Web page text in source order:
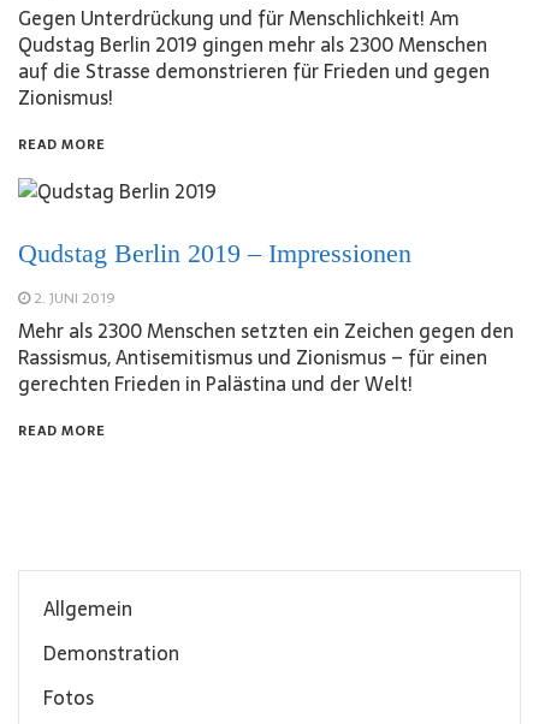
Gegen Unterdrückung und für Menschlichkeit! Am
Qudstag Berlin 2019 gingen mehr als 2300 Menschen
auf die Strasse demonstrieren für Frieden und gegen
Zionismus!
READ MORE
Qudstag Berlin 2019 – Impressionen
2. JUNI 2019
Mehr als 2300 Menschen setzten ein Zeichen gegen den
Rassismus, Antisemitismus und Zionismus – für einen
gerechten Frieden in Palästina und der Welt!
READ MORE
Allgemein
Demonstration
Fotos